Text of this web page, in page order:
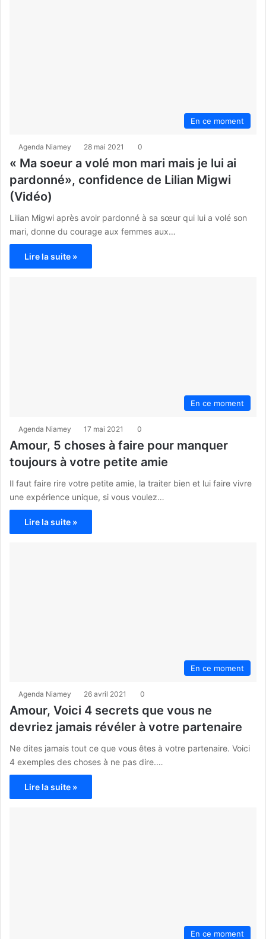
En ce moment
Agenda Niamey 28 mai 2021 0
« Ma soeur a volé mon mari mais je lui ai
pardonné», confidence de Lilian Migwi
(Vidéo)
Lilian Migwi après avoir pardonné à sa sœur qui lui a volé son
mari, donne du courage aux femmes aux…
Lire la suite »
En ce moment
Agenda Niamey 17 mai 2021 0
Amour, 5 choses à faire pour manquer
toujours à votre petite amie
Il faut faire rire votre petite amie, la traiter bien et lui faire vivre
une expérience unique, si vous voulez…
Lire la suite »
En ce moment
Agenda Niamey 26 avril 2021 0
Amour, Voici 4 secrets que vous ne
devriez jamais révéler à votre partenaire
Ne dites jamais tout ce que vous êtes à votre partenaire. Voici
4 exemples des choses à ne pas dire.…
Lire la suite »
En ce moment